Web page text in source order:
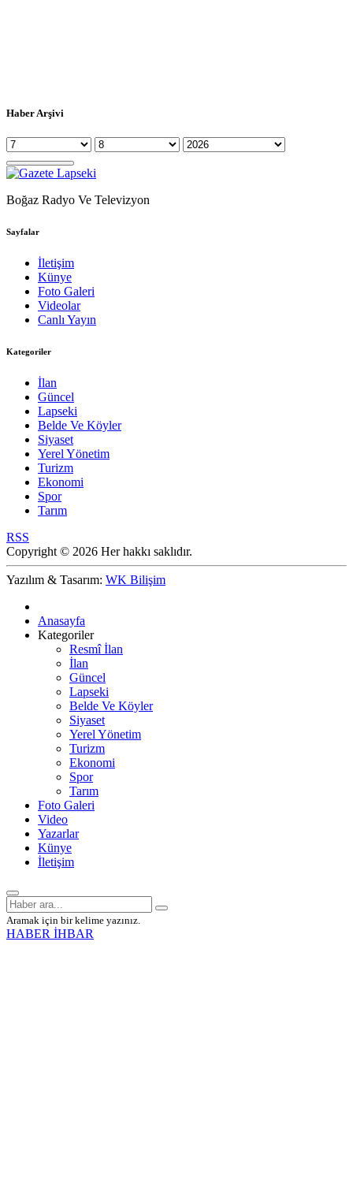
Haber Arşivi
Boğaz Radyo Ve Televizyon
Sayfalar
İletişim
Künye
Foto Galeri
Videolar
Canlı Yayın
Kategoriler
İlan
Güncel
Lapseki
Belde Ve Köyler
Siyaset
Yerel Yönetim
Turizm
Ekonomi
Spor
Tarım
RSS
Copyright © 2026 Her hakkı saklıdır.
Yazılım & Tasarım: WK Bilişim
Anasayfa
Kategoriler
Resmî İlan
İlan
Güncel
Lapseki
Belde Ve Köyler
Siyaset
Yerel Yönetim
Turizm
Ekonomi
Spor
Tarım
Foto Galeri
Video
Yazarlar
Künye
İletişim
Aramak için bir kelime yazınız.
HABER İHBAR